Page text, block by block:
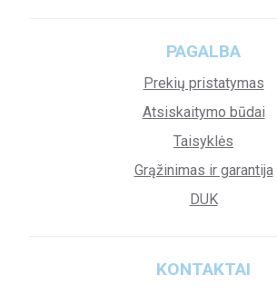
PAGALBA
Prekių pristatymas
Atsiskaitymo būdai
Taisyklės
Grąžinimas ir garantija
DUK
KONTAKTAI